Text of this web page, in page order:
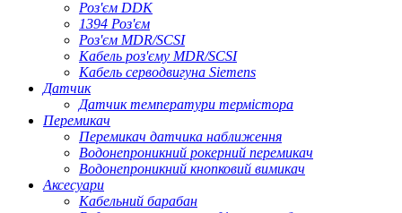
Роз'єм DDK
1394 Роз'єм
Роз'єм MDR/SCSI
Кабель роз'єму MDR/SCSI
Кабель серводвигуна Siemens
Датчик
Датчик температури термістора
Перемикач
Перемикач датчика наближення
Водонепроникний рокерний перемикач
Водонепроникний кнопковий вимикач
Аксесуари
Кабельний барабан